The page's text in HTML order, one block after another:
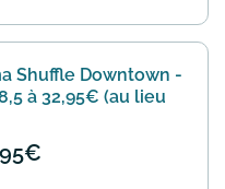
Shuffle Downtown -
à 32,95€ (au lieu